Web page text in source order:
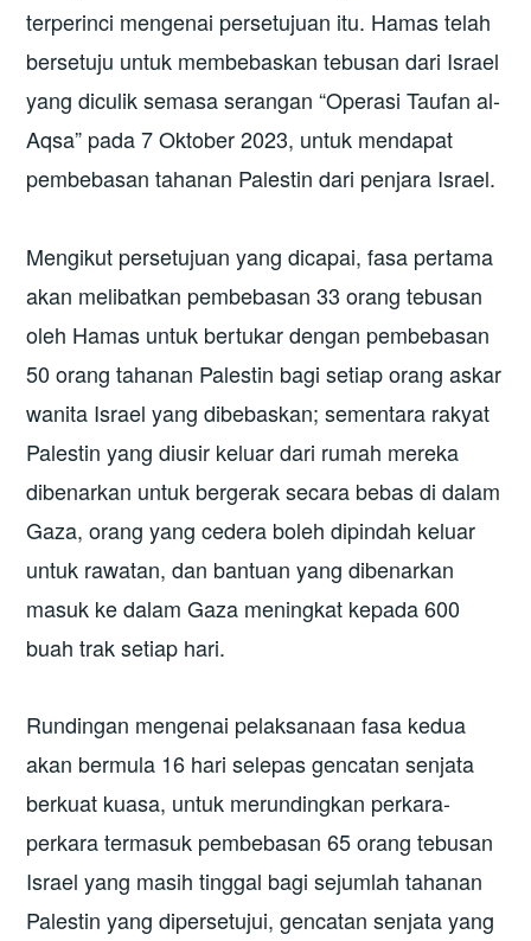
terperinci mengenai persetujuan itu. Hamas telah
bersetuju untuk membebaskan tebusan dari Israel
yang diculik semasa serangan “Operasi Taufan al-
Aqsa” pada 7 Oktober 2023, untuk mendapat
pembebasan tahanan Palestin dari penjara Israel.
Mengikut persetujuan yang dicapai, fasa pertama
akan melibatkan pembebasan 33 orang tebusan
oleh Hamas untuk bertukar dengan pembebasan
50 orang tahanan Palestin bagi setiap orang askar
wanita Israel yang dibebaskan; sementara rakyat
Palestin yang diusir keluar dari rumah mereka
dibenarkan untuk bergerak secara bebas di dalam
Gaza, orang yang cedera boleh dipindah keluar
untuk rawatan, dan bantuan yang dibenarkan
masuk ke dalam Gaza meningkat kepada 600
buah trak setiap hari.
Rundingan mengenai pelaksanaan fasa kedua
akan bermula 16 hari selepas gencatan senjata
berkuat kuasa, untuk merundingkan perkara-
perkara termasuk pembebasan 65 orang tebusan
Israel yang masih tinggal bagi sejumlah tahanan
Palestin yang dipersetujui, gencatan senjata yang